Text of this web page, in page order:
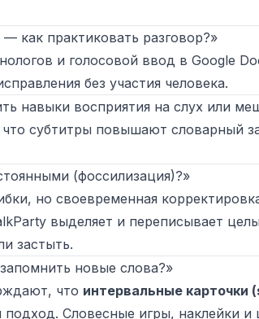
как практиковать разговор?»
и голосовой ввод в Google
без участия человека.
навыки восприятия на слух или
субтитры повышают словарный
(фоссилизация)?»
но своевременная
выделяет и переписывает
застыть.
новые слова?»
что интервальные карточки
Словесные игры, наклейки и